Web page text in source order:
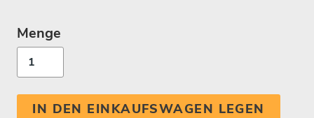
Menge
IN DEN EINKAUFSWAGEN LEGEN